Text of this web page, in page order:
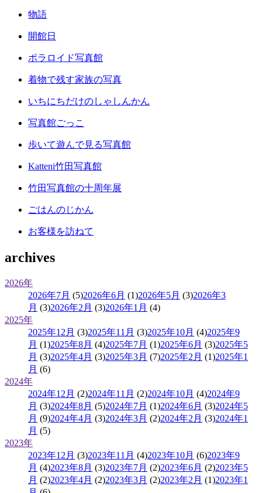
物語
開館日
ポラロイド写真館
着物で残す家族の写真
いちにちだけのしゃしんかん
写真館ごっこ
歩いて遊んで見る写真館
Katteni竹田写真館
竹田写真館の十周年展
ごはんのじかん
お客様を訪ねて
archives
2026年
2026年7月 (5)2026年6月 (1)2026年5月 (3)2026年3
月 (3)2026年2月 (3)2026年1月 (4)
2025年
2025年12月 (3)2025年11月 (3)2025年10月 (4)2025年9
月 (1)2025年8月 (4)2025年7月 (1)2025年6月 (3)2025年5
月 (3)2025年4月 (3)2025年3月 (7)2025年2月 (1)2025年1
月 (6)
2024年
2024年12月 (2)2024年11月 (2)2024年10月 (4)2024年9
月 (3)2024年8月 (5)2024年7月 (1)2024年6月 (3)2024年5
月 (9)2024年4月 (3)2024年3月 (2)2024年2月 (3)2024年1
月 (5)
2023年
2023年12月 (3)2023年11月 (4)2023年10月 (6)2023年9
月 (4)2023年8月 (3)2023年7月 (2)2023年6月 (2)2023年5
月 (2)2023年4月 (2)2023年3月 (2)2023年2月 (1)2023年1